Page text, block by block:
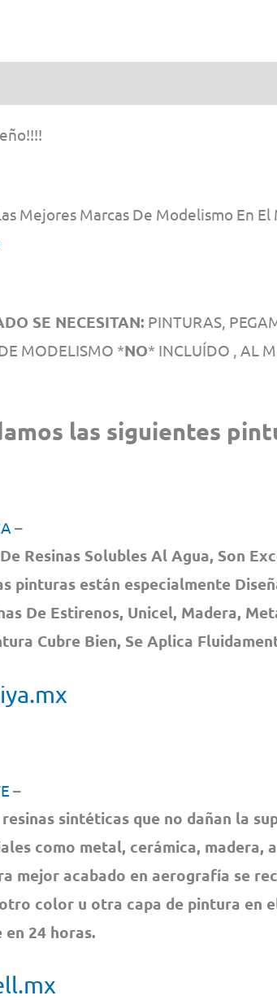
Mejores Marcas De Modelismo En
SE NECESITAN: PINTURAS,
MODELISMO *NO* INCLUÍDO , AL
las siguientes
–
Resinas Solubles Al Agua, Son
pinturas están especialmente
De Estirenos, Unicel, Madera,
Cubre Bien, Se Aplica
–
sintéticas que no dañan la
como metal, cerámica, madera,
mejor acabado en aerografía se
color u otra capa de pintura en
24 horas.